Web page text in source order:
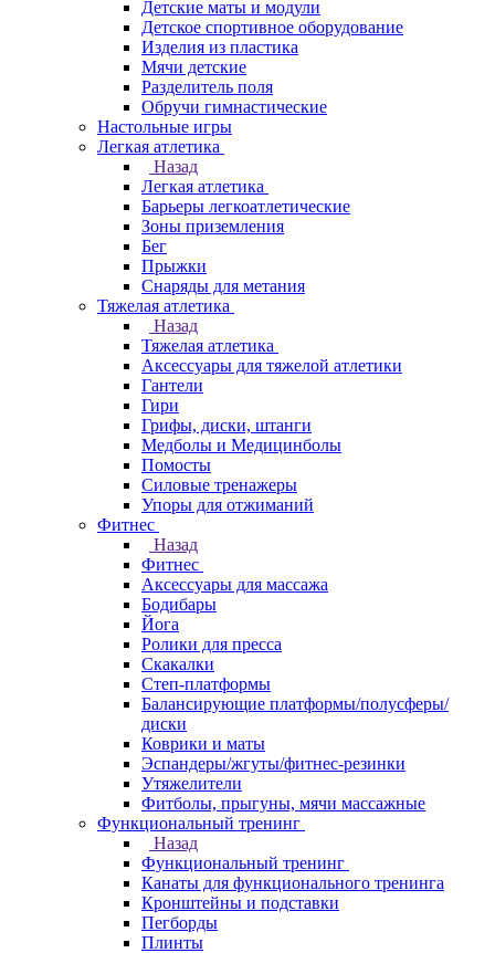
Детские маты и модули
Детское спортивное оборудование
Изделия из пластика
Мячи детские
Разделитель поля
Обручи гимнастические
Настольные игры
Легкая атлетика
Назад
Легкая атлетика
Барьеры легкоатлетические
Зоны приземления
Бег
Прыжки
Снаряды для метания
Тяжелая атлетика
Назад
Тяжелая атлетика
Аксессуары для тяжелой атлетики
Гантели
Гири
Грифы, диски, штанги
Медболы и Медицинболы
Помосты
Силовые тренажеры
Упоры для отжиманий
Фитнес
Назад
Фитнес
Аксессуары для массажа
Бодибары
Йога
Ролики для пресса
Скакалки
Степ-платформы
Балансирующие платформы/полусферы/
диски
Коврики и маты
Эспандеры/жгуты/фитнес-резинки
Утяжелители
Фитболы, прыгуны, мячи массажные
Функциональный тренинг
Назад
Функциональный тренинг
Канаты для функционального тренинга
Кронштейны и подставки
Пегборды
Плинты